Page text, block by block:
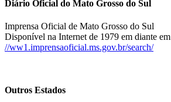
Diário Oficial do Mato Grosso do Sul
Imprensa Oficial de Mato Grosso do Sul
Disponível na Internet de 1979 em diante em
//ww1.imprensaoficial.ms.gov.br/search/
Outros Estados